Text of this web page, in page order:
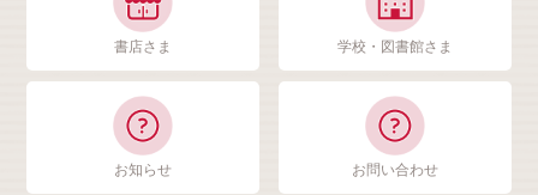
書店さま 学校・図書館さま
お知らせ お問い合わせ